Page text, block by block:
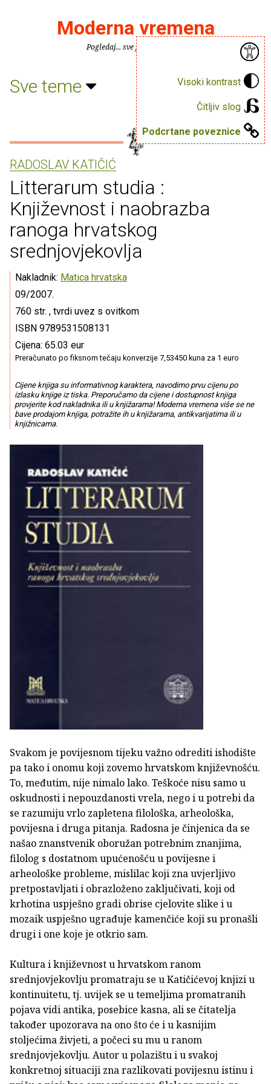
Visoki kontrast
Čitljiv slog
Podcrtane poveznice
Moderna vremena
Pogledaj... sve je puno knjiga.
Sve teme
RADOSLAV KATIČIĆ
Litterarum studia :
Književnost i naobrazba
ranoga hrvatskog
srednjovjekovlja
Nakladnik: Matica hrvatska
09/2007.
760 str. , tvrdi uvez s ovitkom
ISBN 9789531508131
Cijena: 65.03 eur
Preračunato po fiksnom tečaju konverzije 7,53450 kuna za 1 euro
Cijene knjiga su informativnog karaktera, navodimo prvu cijenu po
izlasku knjige iz tiska. Preporučamo da cijene i dostupnost knjiga
provjerite kod nakladnika ili u knjižarama! Moderna vremena više se ne
bave prodajom knjiga, potražite ih u knjižarama, antikvarijatima ili u
knjižnicama.
Svakom je povijesnom tijeku važno odrediti ishodište
pa tako i onomu koji zovemo hrvatskom književnošću.
To, međutim, nije nimalo lako. Teškoće nisu samo u
oskudnosti i nepouzdanosti vrela, nego i u potrebi da
se razumiju vrlo zapletena filološka, arheološka,
povijesna i druga pitanja. Radosna je činjenica da se
našao znanstvenik oboružan potrebnim znanjima,
filolog s dostatnom upućenošću u povijesne i
arheološke probleme, mislilac koji zna uvjerljivo
pretpostavljati i obrazloženo zaključivati, koji od
krhotina uspješno gradi obrise cjelovite slike i u
mozaik uspješno ugrađuje kamenčiće koji su pronašli
drugi i one koje je otkrio sam.
Kultura i književnost u hrvatskom ranom
srednjovjekovlju promatraju se u Katičićevoj knjizi u
kontinuitetu, tj. uvijek se u temeljima promatranih
pojava vidi antika, posebice kasna, ali se čitatelja
također upozorava na ono što će i u kasnijim
stoljećima živjeti, a počeci su mu u ranom
srednjovjekovlju. Autor u polazištu i u svakoj
konkretnoj situaciji zna razlikovati povijesnu istinu i